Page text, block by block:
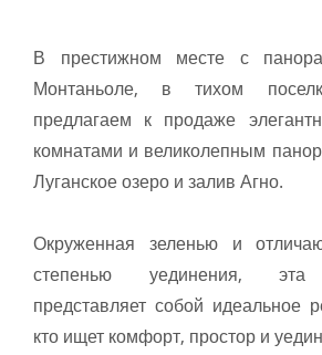
В престижном месте с
Монтаньоле, в тихом
предлагаем к продаже
комнатами и великолепным
Луганское озеро и залив Агно.
Окруженная зеленью и
степенью уединения, эта
представляет собой идеальное
кто ищет комфорт, простор и